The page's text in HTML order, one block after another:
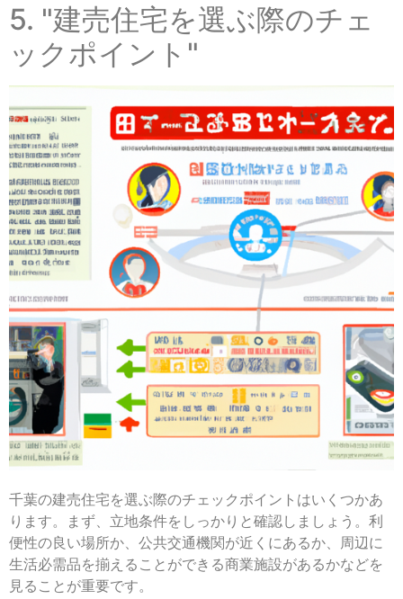
5. "建売住宅を選ぶ際のチェ
ックポイント"
千葉の建売住宅を選ぶ際のチェックポイントはいくつかあ
ります。まず、立地条件をしっかりと確認しましょう。利
便性の良い場所か、公共交通機関が近くにあるか、周辺に
生活必需品を揃えることができる商業施設があるかなどを
見ることが重要です。